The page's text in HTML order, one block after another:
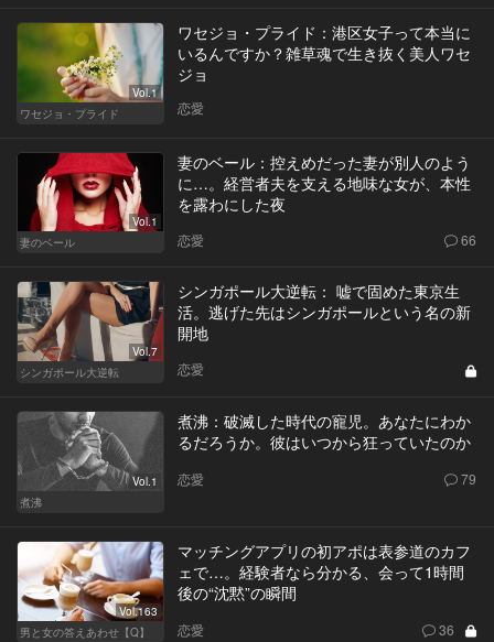
Vol.1
ワセジョ・プライド
ワセジョ・プライド：港区女子って本当に
いるんですか？雑草魂で生き抜く美人ワセ
ジョ
恋愛
Vol.1
妻のベール
妻のベール：控えめだった妻が別人のよう
に…。経営者夫を支える地味な女が、本性
を露わにした夜
恋愛 66
Vol.7
シンガポール大逆転
シンガポール大逆転： 嘘で固めた東京生
活。逃げた先はシンガポールという名の新
開地
恋愛
Vol.1
煮沸
煮沸：破滅した時代の寵児。あなたにわか
るだろうか。彼はいつから狂っていたのか
恋愛 79
Vol.163
男と女の答えあわせ【Q】
マッチングアプリの初アポは表参道のカフ
ェで…。経験者なら分かる、会って1時間
後の“沈黙”の瞬間
恋愛 36